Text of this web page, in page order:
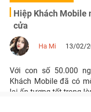
Hiệp Khách Mobile
cửa
Ha Mi 13/02/
Với con số 50.000
Khách Mobile đã có
lại ấn tượng tốt trong